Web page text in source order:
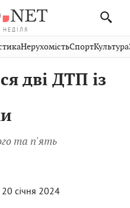
НЕДІЛЯ
Публікації
Авто СловкоКультура
Кіно Дім СпортКраєзнавство
НерухомістьСпортКультура
дві ДТП із
та п'ять
січня 2024